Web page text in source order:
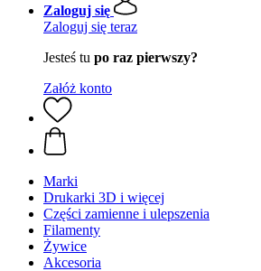
Zaloguj się
Zaloguj się teraz
Jesteś tu po raz pierwszy?
Załóż konto
Marki
Drukarki 3D i więcej
Części zamienne i ulepszenia
Filamenty
Żywice
Akcesoria